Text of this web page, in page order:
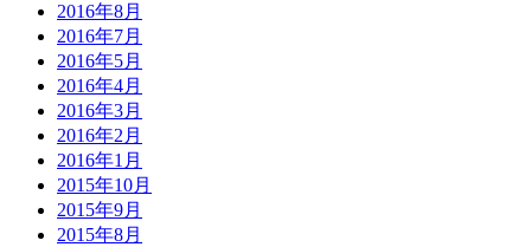
2016年8月
2016年7月
2016年5月
2016年4月
2016年3月
2016年2月
2016年1月
2015年10月
2015年9月
2015年8月